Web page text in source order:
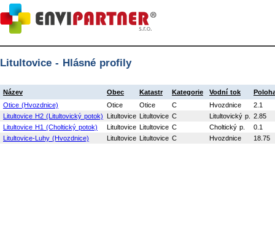
Litultovice - Hlásné profily
Název Obec Katastr Kategorie Vodní tok
Otice (Hvozdnice)
Otice Otice C Hvozdnice
2.1
Litultovice H2 (Litultovický potok)
Litultovice Litultovice C Litultovický p.
2.85
Litultovice H1 (Choltický potok)
Litultovice Litultovice C Choltický p.
0.1
Litultovice-Luhy (Hvozdnice)
Litultovice Litultovice C Hvozdnice 18.75